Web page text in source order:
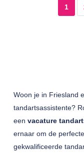
1
Woon je in Friesland
tandartsassistente?
een vacature
ernaar om de
gekwalificeerde